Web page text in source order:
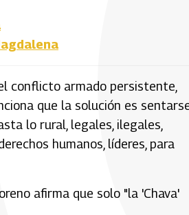
conflicto armado persistente,
que la solución es
lo rural, legales, ilegales,
humanos, líderes, para
afirma que solo "la 'Chava'